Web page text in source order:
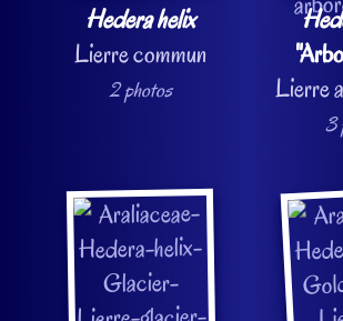
Hedera helix
Lierre commun
2 photos
Lierre
3